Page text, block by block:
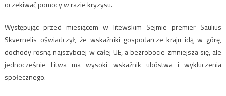
oczekiwać pomocy w razie kryzysu.
Występując przed miesiącem w litewskim Sejmie premier Saulius
Skvernelis oświadczył, że wskaźniki gospodarcze kraju idą w górę,
dochody rosną najszybciej w całej UE, a bezrobocie zmniejsza się, ale
jednocześnie Litwa ma wysoki wskaźnik ubóstwa i wykluczenia
społecznego.